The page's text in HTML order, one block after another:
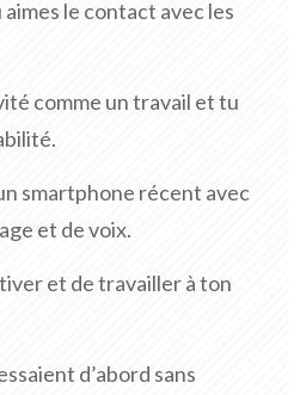
le contact avec les
comme un travail et tu
smartphone récent avec
et de voix.
et de travailler à ton
d’abord sans